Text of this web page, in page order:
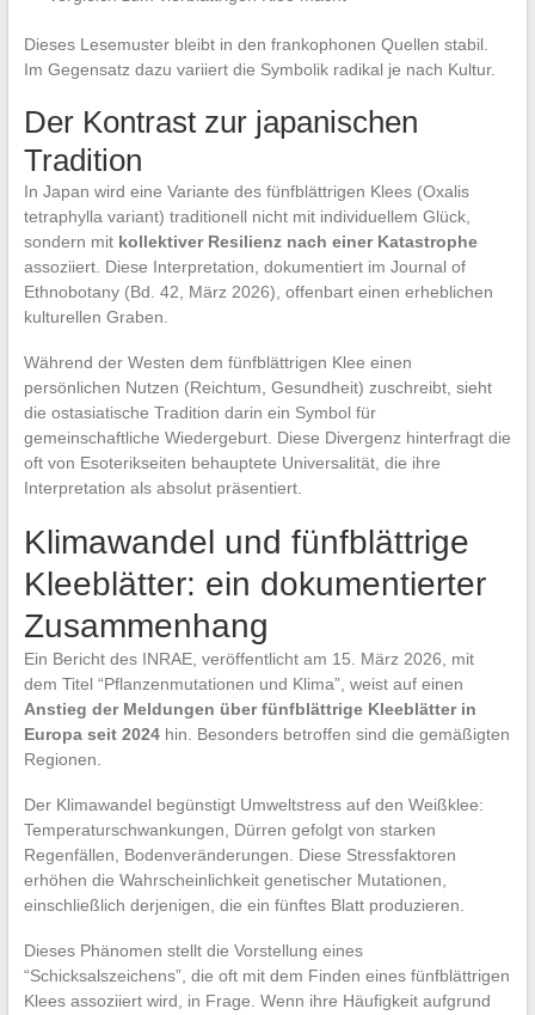
Dieses Lesemuster bleibt in den frankophonen Quellen stabil.
Im Gegensatz dazu variiert die Symbolik radikal je nach Kultur.
Der Kontrast zur japanischen
Tradition
In Japan wird eine Variante des fünfblättrigen Klees (Oxalis
tetraphylla variant) traditionell nicht mit individuellem Glück,
sondern mit kollektiver Resilienz nach einer Katastrophe
assoziiert. Diese Interpretation, dokumentiert im Journal of
Ethnobotany (Bd. 42, März 2026), offenbart einen erheblichen
kulturellen Graben.
Während der Westen dem fünfblättrigen Klee einen
persönlichen Nutzen (Reichtum, Gesundheit) zuschreibt, sieht
die ostasiatische Tradition darin ein Symbol für
gemeinschaftliche Wiedergeburt. Diese Divergenz hinterfragt die
oft von Esoterikseiten behauptete Universalität, die ihre
Interpretation als absolut präsentiert.
Klimawandel und fünfblättrige
Kleeblätter: ein dokumentierter
Zusammenhang
Ein Bericht des INRAE, veröffentlicht am 15. März 2026, mit
dem Titel “Pflanzenmutationen und Klima”, weist auf einen
Anstieg der Meldungen über fünfblättrige Kleeblätter in
Europa seit 2024hin. Besonders betroffen sind die gemäßigten
Regionen.
Der Klimawandel begünstigt Umweltstress auf den Weißklee:
Temperaturschwankungen, Dürren gefolgt von starken
Regenfällen, Bodenveränderungen. Diese Stressfaktoren
erhöhen die Wahrscheinlichkeit genetischer Mutationen,
einschließlich derjenigen, die ein fünftes Blatt produzieren.
Dieses Phänomen stellt die Vorstellung eines
“Schicksalszeichens”, die oft mit dem Finden eines fünfblättrigen
Klees assoziiert wird, in Frage. Wenn ihre Häufigkeit aufgrund